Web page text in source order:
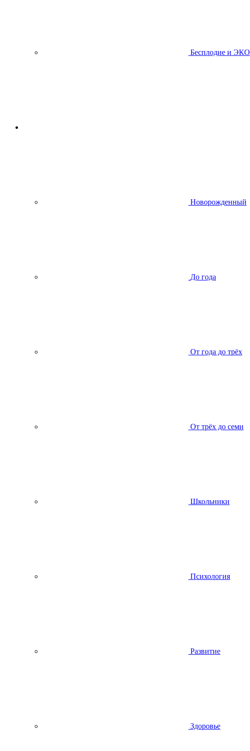
Бесплодие и ЭКО
Новорожденный
До года
От года до трёх
От трёх до семи
Школьники
Психология
Развитие
Здоровье